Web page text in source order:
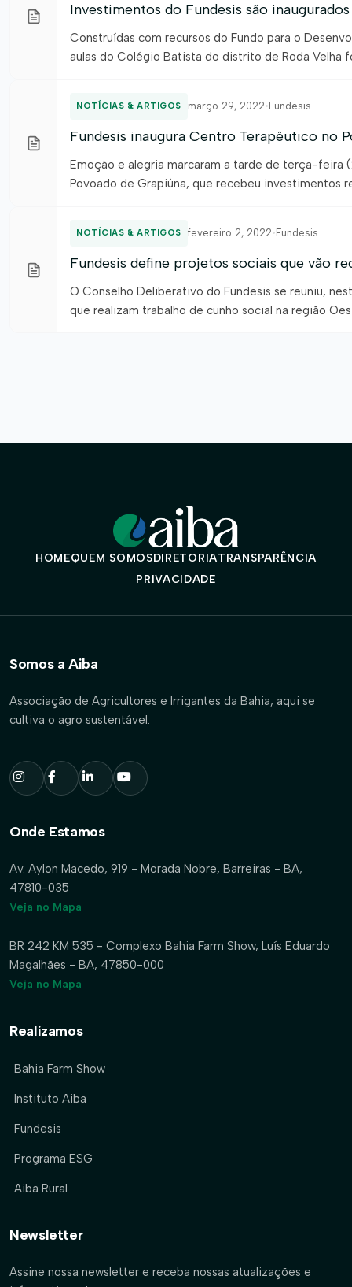
Investimentos do Fundesis são
Construídas com recursos do Fundo para o
aulas do Colégio Batista do distrito de Roda Velha
NOTÍCIAS & ARTIGOS março 29, 2022• Fundesis
Fundesis inaugura Centro Terapêutico no
Emoção e alegria marcaram a tarde de terça-feira
Povoado de Grapiúna, que recebeu investimentos
NOTÍCIAS & ARTIGOS fevereiro 2, 2022• Fundesis
Fundesis define projetos sociais que vão
O Conselho Deliberativo do Fundesis se reuniu,
que realizam trabalho de cunho social na região
HOMEQUEM SOMOSDIRETORIATRANSPARÊNCIA
PRIVACIDADE
Somos a Aiba
Associação de Agricultores e Irrigantes da Bahia, aqui se
cultiva o agro sustentável.
Onde Estamos
Av. Aylon Macedo, 919 - Morada Nobre, Barreiras - BA,
47810-035
Veja no Mapa
BR 242 KM 535 - Complexo Bahia Farm Show, Luís Eduardo
Magalhães - BA, 47850-000
Veja no Mapa
Realizamos
Bahia Farm Show
Instituto Aiba
Fundesis
Programa ESG
Aiba Rural
Newsletter
Assine nossa newsletter e receba nossas atualizações e